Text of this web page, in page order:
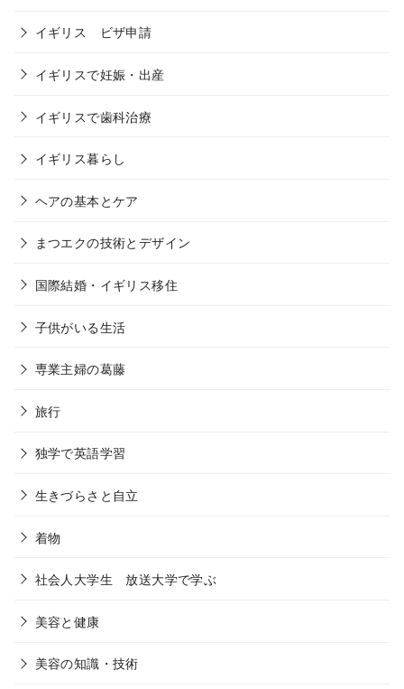
イギリス ビザ申請
イギリスで妊娠・出産
イギリスで歯科治療
イギリス暮らし
ヘアの基本とケア
まつエクの技術とデザイン
国際結婚・イギリス移住
子供がいる生活
専業主婦の葛藤
旅行
独学で英語学習
生きづらさと自立
着物
社会人大学生 放送大学で学ぶ
美容と健康
美容の知識・技術